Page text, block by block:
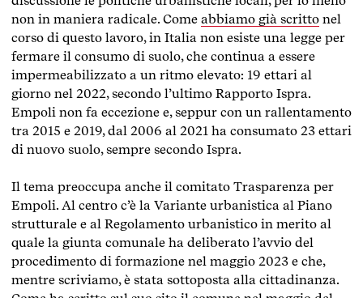
non in maniera radicale. Come abbiamo già scritto nel
corso di questo lavoro, in Italia non esiste una legge per
fermare il consumo di suolo, che continua a essere
impermeabilizzato a un ritmo elevato: 19 ettari al
giorno nel 2022, secondo l’ultimo Rapporto Ispra.
Empoli non fa eccezione e, seppur con un rallentamento
tra 2015 e 2019, dal 2006 al 2021 ha consumato 23 ettari
di nuovo suolo, sempre secondo Ispra.
Il tema preoccupa anche il comitato Trasparenza per
Empoli. Al centro c’è la Variante urbanistica al Piano
strutturale e al Regolamento urbanistico in merito al
quale la giunta comunale ha deliberato l’avvio del
procedimento di formazione nel maggio 2023 e che,
mentre scriviamo, è stata sottoposta alla cittadinanza.